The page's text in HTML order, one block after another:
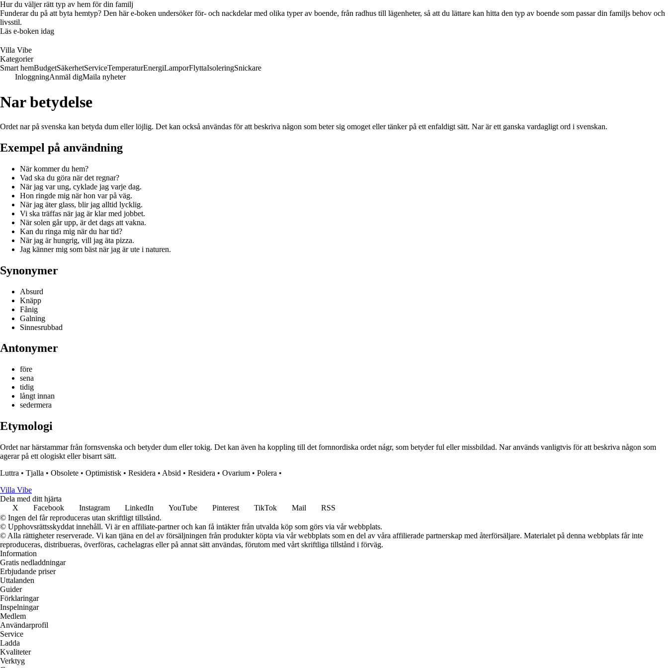
Hur du väljer rätt typ av hem för din familj
Funderar du på att byta hemtyp? Den här e-boken undersöker för- och nackdelar med olika typer av boende, från radhus till lägenheter, så att du lättare kan hitta den typ av boende som passar din familjs behov och
livsstil.
Läs e-boken idag
Villa Vibe
Kategorier
Smart hemBudgetSäkerhetServiceTemperaturEnergiLamporFlyttaIsoleringSnickare
InloggningAnmäl digMaila nyheter
Nar betydelse
Ordet nar på svenska kan betyda dum eller löjlig. Det kan också användas för att beskriva någon som beter sig omoget eller tänker på ett enfaldigt sätt. Nar är ett ganska vardagligt ord i svenskan.
Exempel på användning
När kommer du hem?
Vad ska du göra när det regnar?
När jag var ung, cyklade jag varje dag.
Hon ringde mig när hon var på väg.
När jag äter glass, blir jag alltid lycklig.
Vi ska träffas när jag är klar med jobbet.
När solen går upp, är det dags att vakna.
Kan du ringa mig när du har tid?
När jag är hungrig, vill jag äta pizza.
Jag känner mig som bäst när jag är ute i naturen.
Synonymer
Absurd
Knäpp
Fånig
Galning
Sinnesrubbad
Antonymer
före
sena
tidig
långt innan
sedermera
Etymologi
Ordet nar härstammar från fornsvenska och betyder dum eller tokig. Det kan även ha koppling till det fornnordiska ordet nágr, som betyder ful eller missbildad. Nar används vanligtvis för att beskriva någon som
agerar på ett ologiskt eller bisarrt sätt.
Luttra • Tjalla • Obsolete • Optimistisk • Residera • Absid • Residera • Ovarium • Polera •
Villa Vibe
Dela med ditt hjärta
X
Facebook Instagram LinkedIn YouTube Pinterest TikTok Mail
RSS
© Ingen del får reproduceras utan skriftligt tillstånd.
© Upphovsrättsskyddat innehåll. Vi är en affiliate-partner och kan få intäkter från utvalda köp som görs via vår webbplats.
© Alla rättigheter reserverade. Vi kan tjäna en del av försäljningen från produkter köpta via vår webbplats som en del av våra affilierade partnerskap med återförsäljare. Materialet på denna webbplats får inte
reproduceras, distribueras, överföras, cachelagras eller på annat sätt användas, förutom med vårt skriftliga tillstånd i förväg.
Information
Gratis nedladdningar
Erbjudande priser
Uttalanden
Guider
Förklaringar
Inspelningar
Medlem
Användarprofil
Service
Ladda
Kvaliteter
Verktyg